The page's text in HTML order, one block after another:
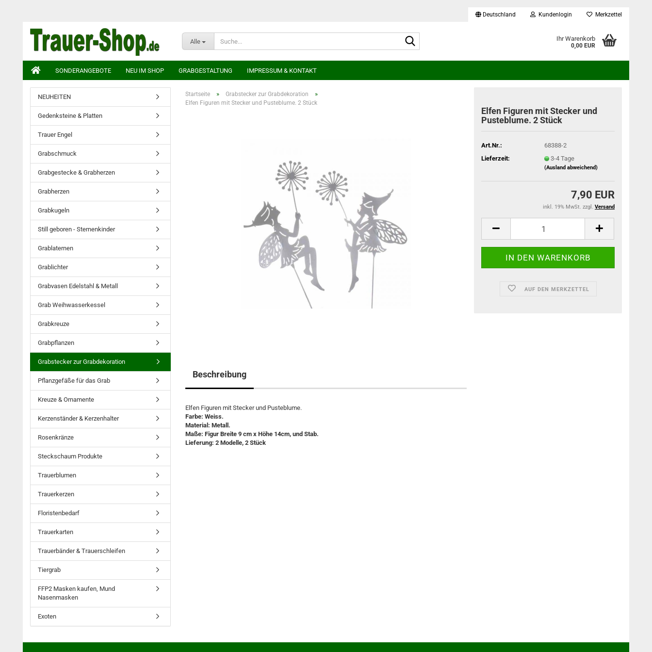
Deutschland Kundenlogin Merkzettel
Alle Ihr Warenkorb
0,00 EUR
SONDERANGEBOTE NEU IM SHOP GRABGESTALTUNG IMPRESSUM & KONTAKT
Startseite » Grabstecker zur Grabdekoration »
Elfen Figuren mit Stecker und Pusteblume. 2 Stück
Elfen Figuren mit Stecker und
Pusteblume. 2 Stück
Art.Nr.:
68388-2
Lieferzeit:
3-4 Tage
(Ausland abweichend)
7,90 EUR
inkl. 19% MwSt. zzgl. Versand
AUF DEN MERKZETTEL
Beschreibung
Elfen Figuren mit Stecker und Pusteblume.
Farbe: Weiss.
Material: Metall.
Maße: Figur Breite 9 cm x Höhe 14cm, und Stab.
Lieferung: 2 Modelle, 2 Stück
NEUHEITEN
Gedenksteine & Platten
Trauer Engel
Grabschmuck
Grabgestecke & Grabherzen
Grabherzen
Grabkugeln
Still geboren - Sternenkinder
Grablaternen
Grablichter
Grabvasen Edelstahl & Metall
Grab Weihwasserkessel
Grabkreuze
Grabpflanzen
Grabstecker zur Grabdekoration
Pflanzgefäße für das Grab
Kreuze & Ornamente
Kerzenständer & Kerzenhalter
Rosenkränze
Steckschaum Produkte
Trauerblumen
Trauerkerzen
Floristenbedarf
Trauerkarten
Trauerbänder & Trauerschleifen
Tiergrab
FFP2 Masken kaufen, Mund
Nasenmasken
Exoten